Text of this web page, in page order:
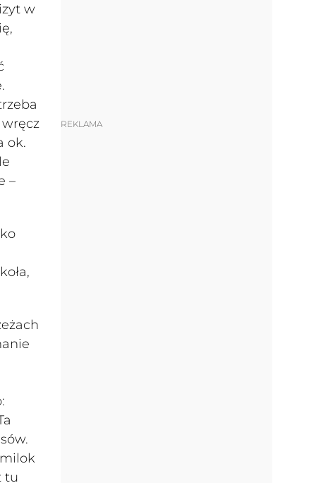
w
ok.
–
tu
REKLAMA